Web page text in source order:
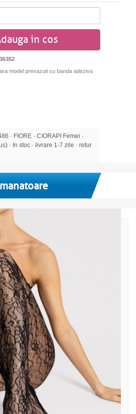
in cos
model prevazuti cu banda adeziva
· FIORE · CIORAPI Femei ·
· In stoc · livrare 1-7 zile · retur